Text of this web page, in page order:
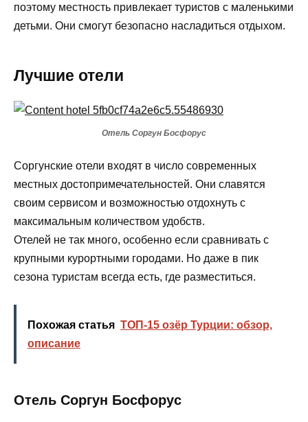
поэтому местность привлекает туристов с маленькими
детьми. Они смогут безопасно насладиться отдыхом.
Лучшие отели
Отель Соргун Босфорус
Соргунские отели входят в число современных
местных достопримечательностей. Они славятся
своим сервисом и возможностью отдохнуть с
максимальным количеством удобств.
Отелей не так много, особенно если сравнивать с
крупными курортными городами. Но даже в пик
сезона туристам всегда есть, где разместиться.
Похожая статья ТОП-15 озёр Турции: обзор,
описание
Отель Соргун Босфорус